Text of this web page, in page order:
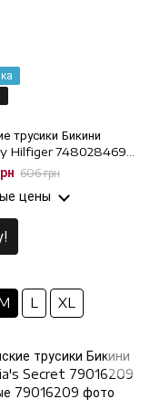
трусики Бикини
Hilfiger 748028469
M 606 грн
цены
L XL